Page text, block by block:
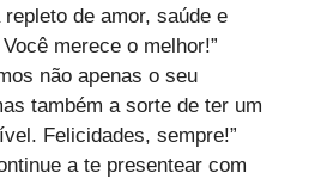
de amor, saúde e
merece o melhor!”
não apenas o seu
também a sorte de ter um
Felicidades, sempre!”
a te presentear com